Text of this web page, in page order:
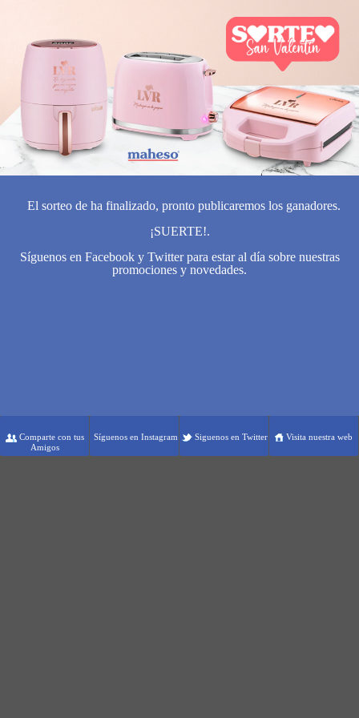
El sorteo de ha finalizado, pronto publicaremos los ganadores.
¡SUERTE!.
Síguenos en Facebook y Twitter para estar al día sobre nuestras
promociones y novedades.
Comparte con tus
Amigos
Síguenos en Instagram Siguenos en Twitter Visita nuestra web